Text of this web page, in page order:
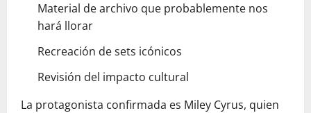
Material de archivo que probablemente nos
hará llorar
Recreación de sets icónicos
Revisión del impacto cultural
La protagonista confirmada es Miley Cyrus, quien